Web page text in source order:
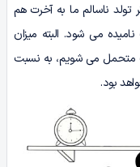
تولد ناسالم ما به آخرت هم
می‌ شود. البته میزان
متحمل می‌ شویم، به نسبت
بود.